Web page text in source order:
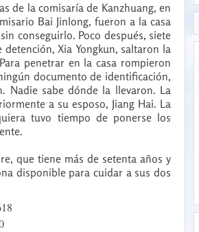
de la comisaría de Kanzhuang, en
Bai Jinlong, fueron a la casa
conseguirlo. Poco después, siete
Xia Yongkun, saltaron la
penetrar en la casa rompieron
documento de identificación,
Nadie sabe dónde la llevaron. La
a su esposo, Jiang Hai. La
tuvo tiempo de ponerse los
que tiene más de setenta años y
disponible para cuidar a sus dos